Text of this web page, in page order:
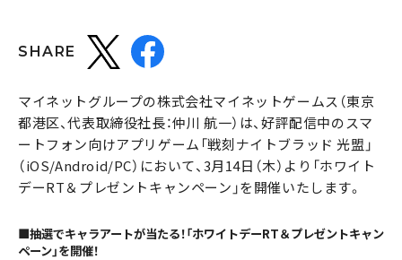
SHARE
マイネットグループの株式会社マイネットゲームス（東京
都港区、代表取締役社長：仲川 航一）は、好評配信中のスマ
ートフォン向けアプリゲーム「戦刻ナイトブラッド 光盟」
（iOS/Android/PC）において、3月14日（木）より「ホワイト
デーRT＆プレゼントキャンペーン」を開催いたします。
■抽選でキャラアートが当たる！「ホワイトデーRT＆プレゼントキャン
ペーン」を開催！